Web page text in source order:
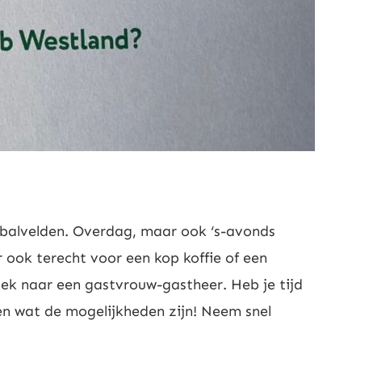
Overdag, maar ook ‘s-avonds
terecht voor een kop koffie of een
naar een gastvrouw-gastheer. Heb je tijd
wat de mogelijkheden zijn! Neem snel